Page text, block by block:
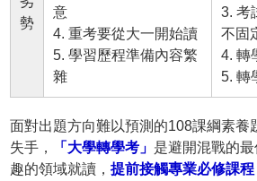
勢
意
4. 重考要從大一開始讀
5. 學習歷程準備內容繁
雜
3. 考
不固
4. 轉
5. 轉
面對出題方向難以預測的108課綱素養
失手，
「大學轉學考」 是避開混戰的
趣的領域就讀，提前接觸專業必修課